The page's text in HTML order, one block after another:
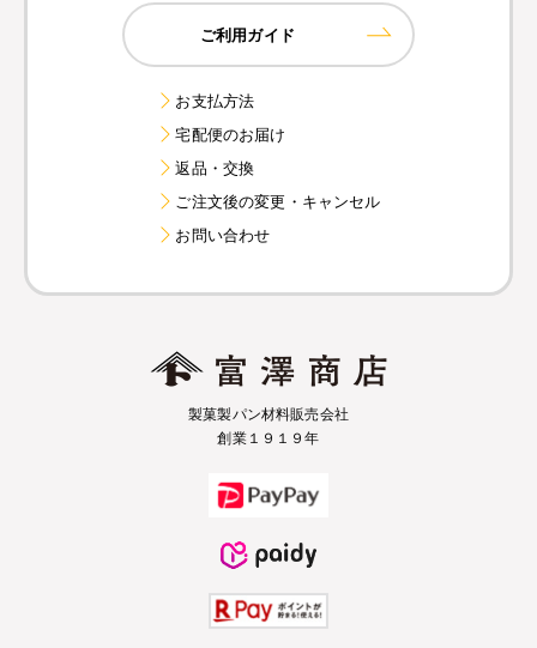
ご利用ガイド
お支払方法
宅配便のお届け
返品・交換
ご注文後の変更・キャンセル
お問い合わせ
製菓製パン材料販売会社
創業１９１９年